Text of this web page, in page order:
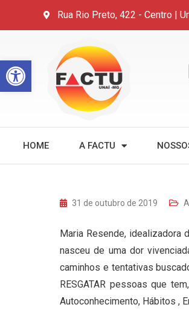
Open toolbar
Rua Rio Preto, 422 - Centro |
HOME A FACTU
31 de outubro de 2019
Maria Resende, idealizadora
nasceu de uma dor
caminhos e tentativas
RESGATAR pessoas que
Autoconhecimento, Hábitos ,